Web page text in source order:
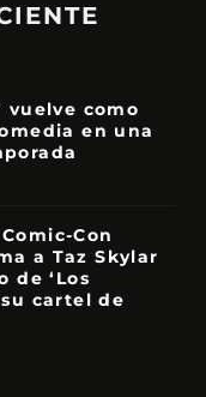
vuelve como
en una
Con
a Taz Skylar
de ‘Los
su cartel de